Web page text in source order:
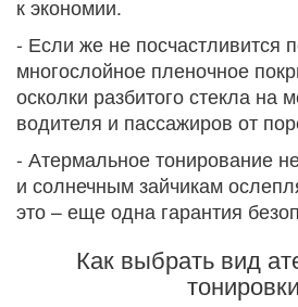
к экономии.
- Если же не посчастливится
многослойное пленочное
осколки разбитого стекла на
водителя и пассажиров от
- Атермальное тонирование
и солнечным зайчикам
это – еще одна гарантия
Как выбрать вид
тонировки